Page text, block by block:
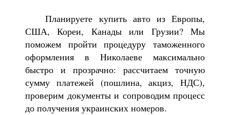
Планируете купить авто из Европы,
США, Кореи, Канады или Грузии? Мы
поможем пройти процедуру таможенного
оформления в Николаеве максимально
быстро и прозрачно: рассчитаем точную
сумму платежей (пошлина, акциз, НДС),
проверим документы и сопроводим процесс
до получения украинских номеров.